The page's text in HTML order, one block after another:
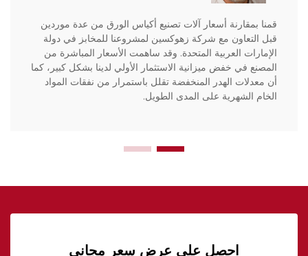
قمنا بمقارنة أسعار آلات تصنيع أكياس الورق من عدة موردين
قبل التعاون مع شركة زهوكسين لمشروعنا للمخابز في دولة
الإمارات العربية المتحدة. وقد ساهمت الأسعار المباشرة من
المصنع في خفض ميزانية الاستثمار الأولي لدينا بشكل كبير، كما
أن معدلات الهدر المنخفضة تقلل باستمرار من نفقات المواد
الخام الشهرية على المدى الطويل.
احصل على عرض سعر مجاني